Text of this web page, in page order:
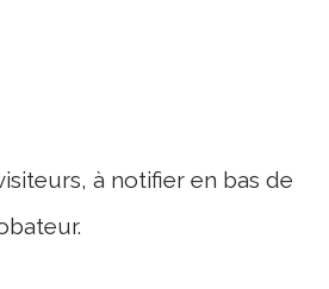
à notifier en bas de